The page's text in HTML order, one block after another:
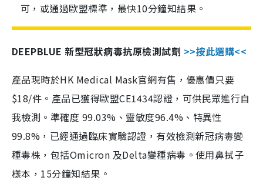
可，或通過歐盟標準，最快10分鐘知結果。
DEEPBLUE 新型冠狀病毒抗原檢測試劑 >>按此選購<<
產品現時於HK Medical Mask官網有售，優惠價只要
$18/件。產品已獲得歐盟CE1434認證，可供民眾進行自
我檢測。準確度 99.03%、靈敏度96.4%、特異性
99.8%，已經通過臨床實驗認證，有效檢測新冠病毒變
種毒株，包括Omicron 及Delta變種病毒。使用鼻拭子
樣本，15分鐘知結果。